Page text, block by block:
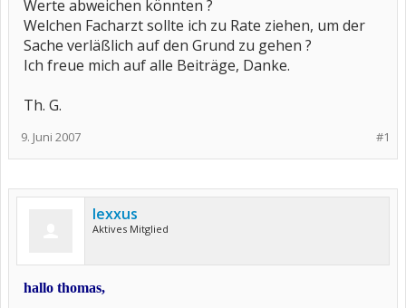
Werte abweichen könnten ?
Welchen Facharzt sollte ich zu Rate ziehen, um der
Sache verläßlich auf den Grund zu gehen ?
Ich freue mich auf alle Beiträge, Danke.
Th. G.
#1
9. Juni 2007
lexxus
Aktives Mitglied
hallo thomas,